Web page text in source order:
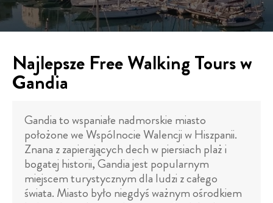
Najlepsze Free Walking Tours w
Gandia
Gandia to wspaniałe nadmorskie miasto
położone we Wspólnocie Walencji w Hiszpanii.
Znana z zapierających dech w piersiach plaż i
bogatej historii, Gandia jest popularnym
miejscem turystycznym dla ludzi z całego
świata. Miasto było niegdyś ważnym ośrodkiem